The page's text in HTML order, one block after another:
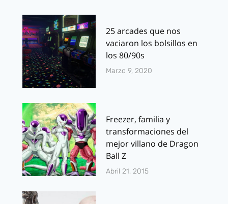
25 arcades que nos
vaciaron los bolsillos en
los 80/90s
Marzo 9, 2020
Freezer, familia y
transformaciones del
mejor villano de Dragon
Ball Z
Abril 21, 2015